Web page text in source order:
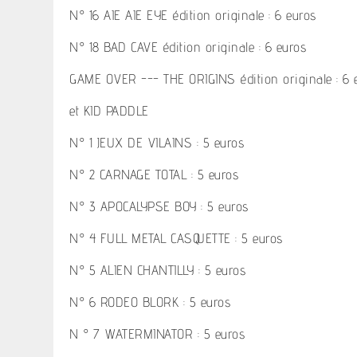
N° 16 AIE AIE EYE édition originale : 6 euros
N° 18 BAD CAVE édition originale : 6 euros
GAME OVER --- THE ORIGINS édition originale : 6
et KID PADDLE
N° 1 JEUX DE VILAINS : 5 euros
N° 2 CARNAGE TOTAL : 5 euros
N° 3 APOCALYPSE BOY : 5 euros
N° 4 FULL METAL CASQUETTE : 5 euros
N° 5 ALIEN CHANTILLY : 5 euros
N° 6 RODEO BLORK : 5 euros
N ° 7 WATERMINATOR : 5 euros